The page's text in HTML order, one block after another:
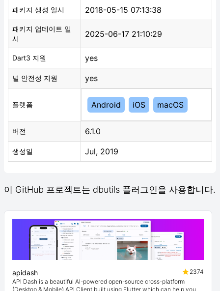
패키지 생성 일시 2018-05-15 07:13:38
패키지 업데이트 일
시
2025-06-17 21:10:29
Dart3 지원 yes
널 안전성 지원 yes
플랫폼 Android iOS macOS
버전 6.1.0
생성일 Jul, 2019
이 GitHub 프로젝트는 dbutils 플러그인을 사용합니다.
apidash
2374
API Dash is a beautiful AI-powered open-source cross-platform
(Desktop & Mobile) API Client built using Flutter which can help you